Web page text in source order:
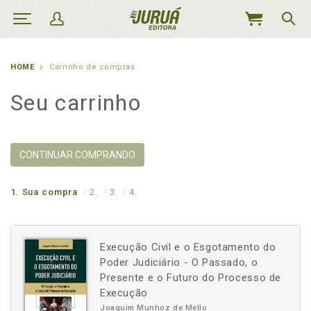
MEU
HOME Carrinho de compras
Seu carrinho
CONTINUAR COMPRANDO
1. Sua compra 2. 3. 4.
Execução Civil e o Esgotamento do
Poder Judiciário - O Passado, o
Presente e o Futuro do Processo de
Execução
Joaquim Munhoz de Mello